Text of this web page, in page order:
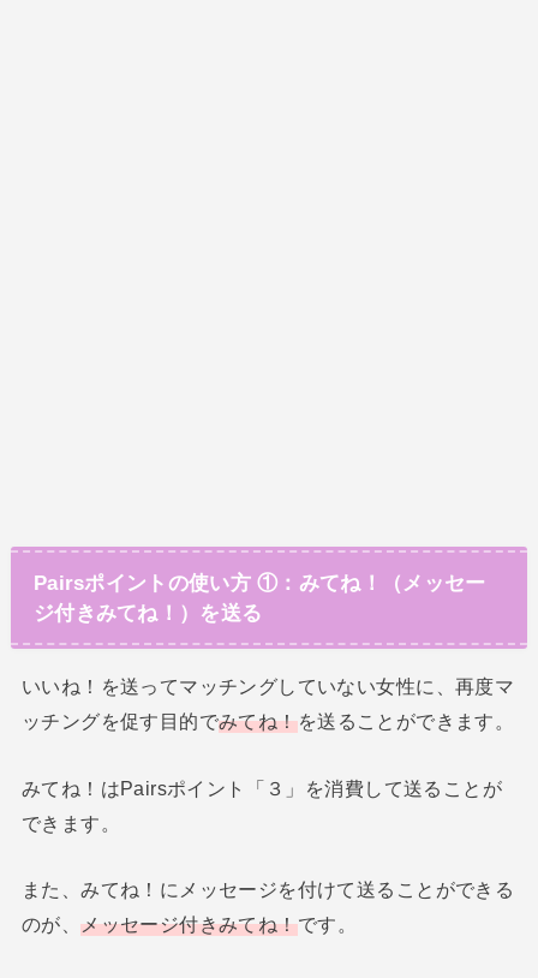
Pairsポイントの使い方 ①：みてね！（メッセー
ジ付きみてね！）を送る
いいね！を送ってマッチングしていない女性に、再度マ
ッチングを促す目的でみてね！を送ることができます。
みてね！はPairsポイント「３」を消費して送ることが
できます。
また、みてね！にメッセージを付けて送ることができる
のが、メッセージ付きみてね！です。